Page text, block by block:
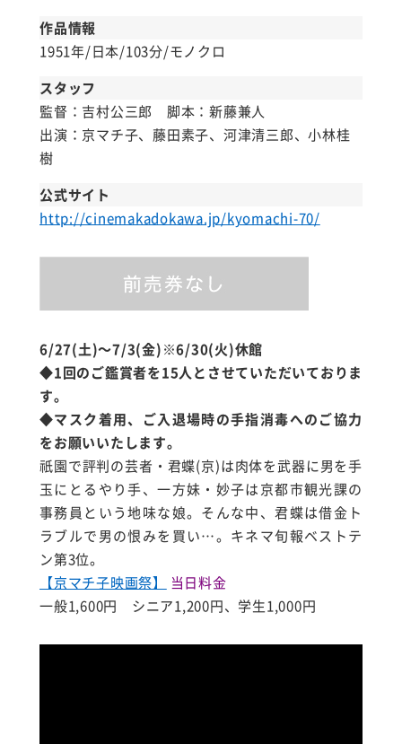
作品情報
1951年/日本/103分/モノクロ
スタッフ
監督：吉村公三郎 脚本：新藤兼人
出演：京マチ子、藤田素子、河津清三郎、小林桂
樹
公式サイト
http://cinemakadokawa.jp/kyomachi-70/
6/27(土)～7/3(金)※6/30(火)休館
◆1回のご鑑賞者を15人とさせていただいておりま
す。
◆マスク着用、ご入退場時の手指消毒へのご協力
をお願いいたします。
祇園で評判の芸者・君蝶(京)は肉体を武器に男を手
玉にとるやり手、一方妹・妙子は京都市観光課の
事務員という地味な娘。そんな中、君蝶は借金ト
ラブルで男の恨みを買い…。キネマ旬報ベストテ
ン第3位。
【京マチ子映画祭】
当日料金
一般1,600円 シニア1,200円、学生1,000円